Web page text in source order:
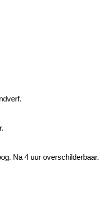
Na 4 uur overschilderbaar.